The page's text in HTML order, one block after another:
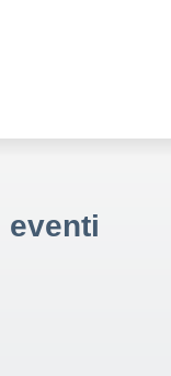
eventi